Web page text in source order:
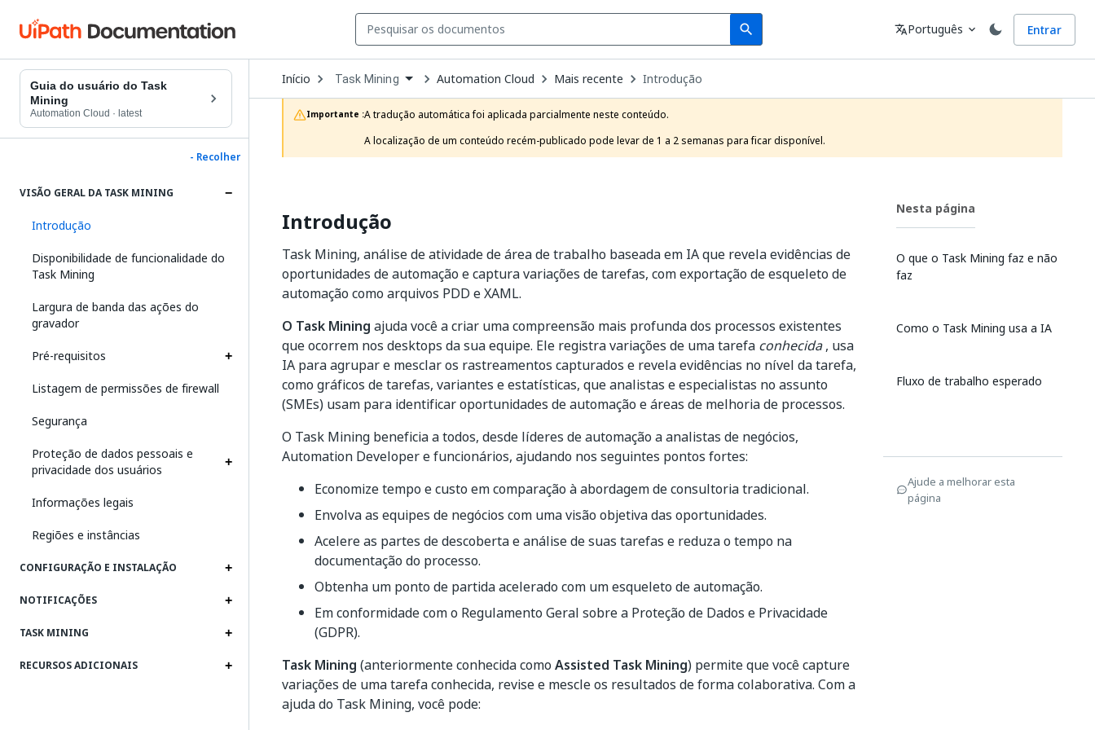
search
Search Idioma
translatePortuguês expand_more Entrar
Guia do usuário do Task
Mining
Automation Cloud · latest
- Recolher
VISÃO GERAL DA TASK MINING
Introdução
Disponibilidade de funcionalidade do
Task Mining
Largura de banda das ações do
gravador
Pré-requisitos
Listagem de permissões de firewall
Segurança
Proteção de dados pessoais e
privacidade dos usuários
Informações legais
Regiões e instâncias
CONFIGURAÇÃO E INSTALAÇÃO
NOTIFICAÇÕES
TASK MINING
RECURSOS ADICIONAIS
Início Open
Dropdown
to
choose
product
Task Mining Automation Cloud Mais recente Introdução
Importante :A tradução automática foi aplicada parcialmente neste conteúdo.
A localização de um conteúdo recém-publicado pode levar de 1 a 2 semanas para ficar disponível.
Introdução
Task Mining, análise de atividade de área de trabalho baseada em IA que revela evidências de
oportunidades de automação e captura variações de tarefas, com exportação de esqueleto de
automação como arquivos PDD e XAML.
O Task Mining ajuda você a criar uma compreensão mais profunda dos processos existentes
que ocorrem nos desktops da sua equipe. Ele registra variações de uma tarefa conhecida, usa
IA para agrupar e mesclar os rastreamentos capturados e revela evidências no nível da tarefa,
como gráficos de tarefas, variantes e estatísticas, que analistas e especialistas no assunto
(SMEs) usam para identificar oportunidades de automação e áreas de melhoria de processos.
O Task Mining beneficia a todos, desde líderes de automação a analistas de negócios,
Automation Developer e funcionários, ajudando nos seguintes pontos fortes:
Economize tempo e custo em comparação à abordagem de consultoria tradicional.
Envolva as equipes de negócios com uma visão objetiva das oportunidades.
Acelere as partes de descoberta e análise de suas tarefas e reduza o tempo na
documentação do processo.
Obtenha um ponto de partida acelerado com um esqueleto de automação.
Em conformidade com o Regulamento Geral sobre a Proteção de Dados e Privacidade
(GDPR).
Task Mining (anteriormente conhecida como Assisted Task Mining) permite que você capture
variações de uma tarefa conhecida, revise e mescle os resultados de forma colaborativa. Com a
ajuda do Task Mining, você pode:
Nesta página
O que o Task Mining faz e não
faz
Como o Task Mining usa a IA
Fluxo de trabalho esperado
Ajude a melhorar esta
página